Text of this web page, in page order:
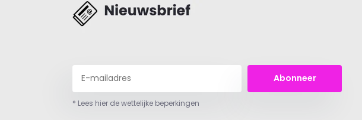
Abonneer
* Lees hier de wettelijke beperkingen